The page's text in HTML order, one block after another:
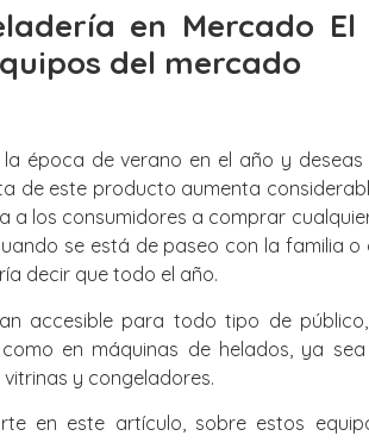
en Mercado El
del mercado
época de verano en el año y
de este producto aumenta
a los consumidores a comprar
se está de paseo con la familia
decir que todo el año.
accesible para todo tipo de
en máquinas de helados, ya
y congeladores.
en este artículo, sobre estos